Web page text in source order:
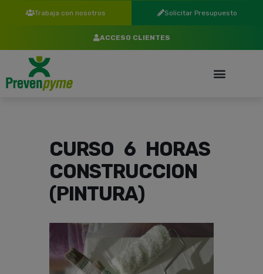
Trabaja con nosotros Solicitar Presupuesto
ACCESO CLIENTES
CURSO 6 HORAS
CONSTRUCCION
(PINTURA)